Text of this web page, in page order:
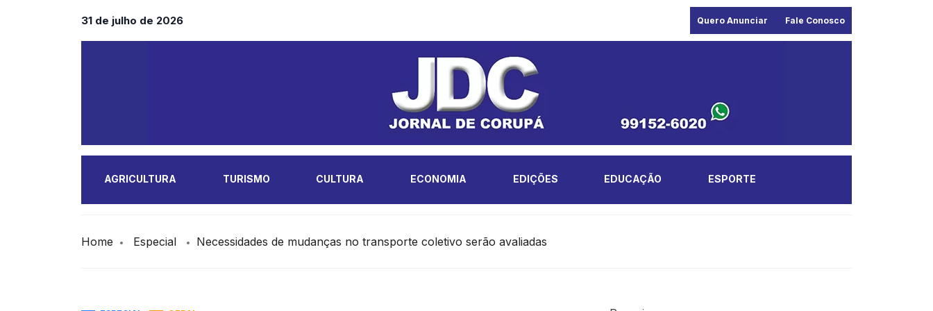
31 de julho de 2026 Quero Anunciar Fale Conosco
AGRICULTURA TURISMO CULTURA ECONOMIA EDIÇÕES EDUCAÇÃO ESPORTE
Home Especial Necessidades de mudanças no transporte coletivo serão avaliadas